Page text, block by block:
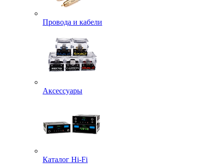
Провода и кабели
Аксессуары
Каталог Hi-Fi